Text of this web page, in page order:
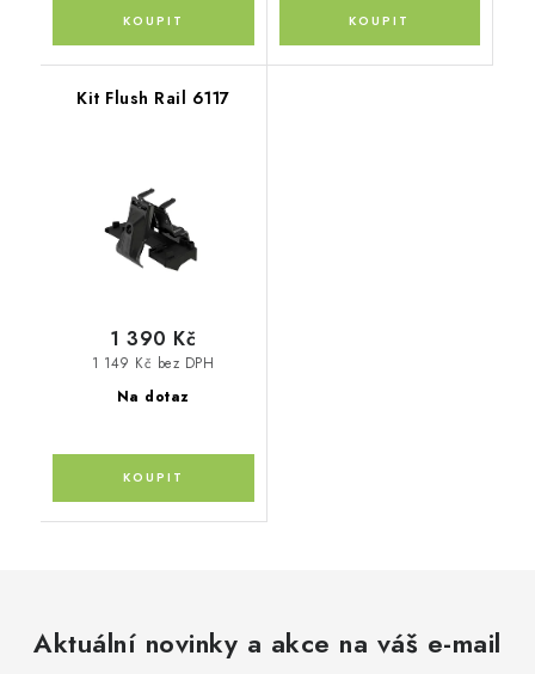
Kit Flush Rail 6117
Na dotaz
1 149 Kč bez DPH
1 390 Kč
Aktuální novinky a akce na váš e-mail